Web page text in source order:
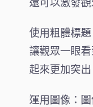
還可以激發觀
使用粗體標
讓觀眾一眼
起來更加突出
運用圖像：